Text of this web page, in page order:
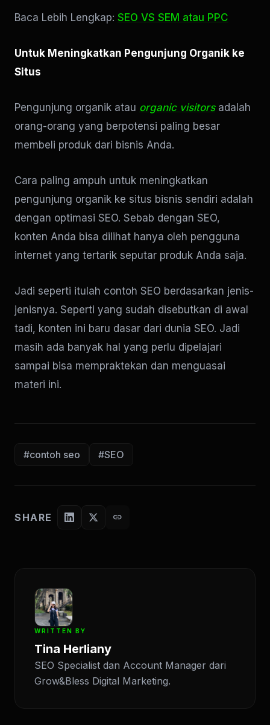
Baca Lebih Lengkap: SEO VS SEM atau PPC
Untuk Meningkatkan Pengunjung Organik ke
Situs
Pengunjung organik atau organic visitorsadalah
orang-orang yang berpotensi paling besar
membeli produk dari bisnis Anda.
Cara paling ampuh untuk meningkatkan
pengunjung organik ke situs bisnis sendiri adalah
dengan optimasi SEO. Sebab dengan SEO,
konten Anda bisa dilihat hanya oleh pengguna
internet yang tertarik seputar produk Anda saja.
Jadi seperti itulah contoh SEO berdasarkan jenis-
jenisnya. Seperti yang sudah disebutkan di awal
tadi, konten ini baru dasar dari dunia SEO. Jadi
masih ada banyak hal yang perlu dipelajari
sampai bisa mempraktekan dan menguasai
materi ini.
#contoh seo #SEO
SHARE link
WRITTEN BY
Tina Herliany
SEO Specialist dan Account Manager dari
Grow&Bless Digital Marketing.